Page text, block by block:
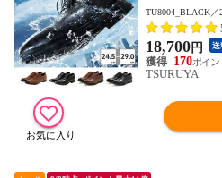
ジネスシュー
U8004
ュクス
幅 3E 4E
TU8004_BLACK／
18,700円 送
170
TSURUYA